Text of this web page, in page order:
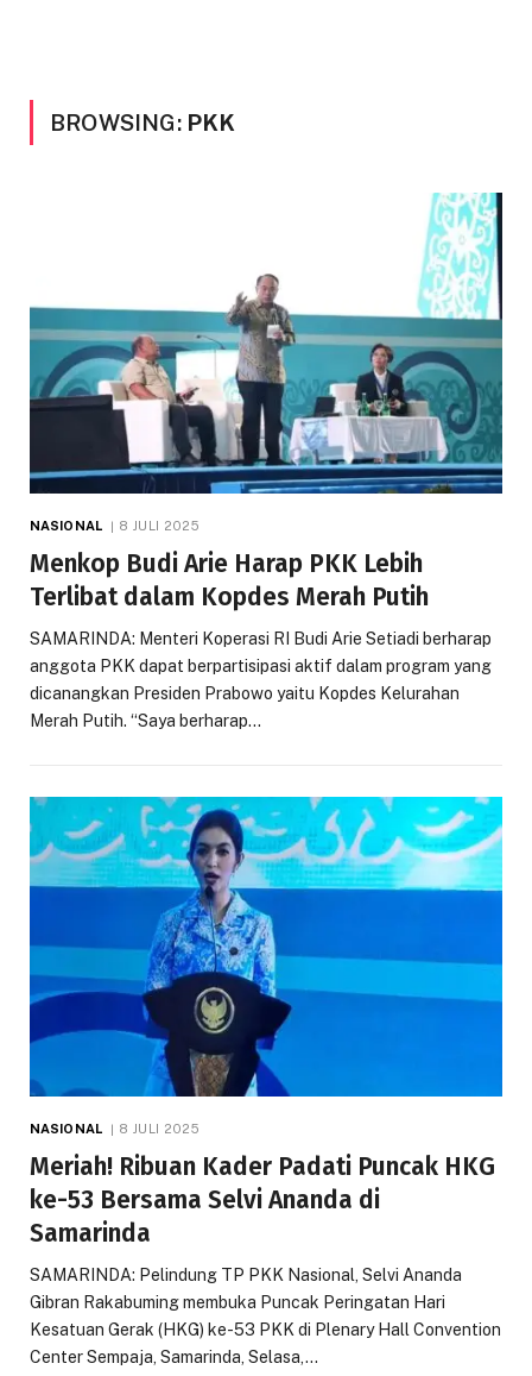
BROWSING: PKK
NASIONAL 8 JULI 2025
Menkop Budi Arie Harap PKK Lebih
Terlibat dalam Kopdes Merah Putih
SAMARINDA: Menteri Koperasi RI Budi Arie Setiadi berharap
anggota PKK dapat berpartisipasi aktif dalam program yang
dicanangkan Presiden Prabowo yaitu Kopdes Kelurahan
Merah Putih. “Saya berharap…
NASIONAL 8 JULI 2025
Meriah! Ribuan Kader Padati Puncak HKG
ke-53 Bersama Selvi Ananda di
Samarinda
SAMARINDA: Pelindung TP PKK Nasional, Selvi Ananda
Gibran Rakabuming membuka Puncak Peringatan Hari
Kesatuan Gerak (HKG) ke-53 PKK di Plenary Hall Convention
Center Sempaja, Samarinda, Selasa,…